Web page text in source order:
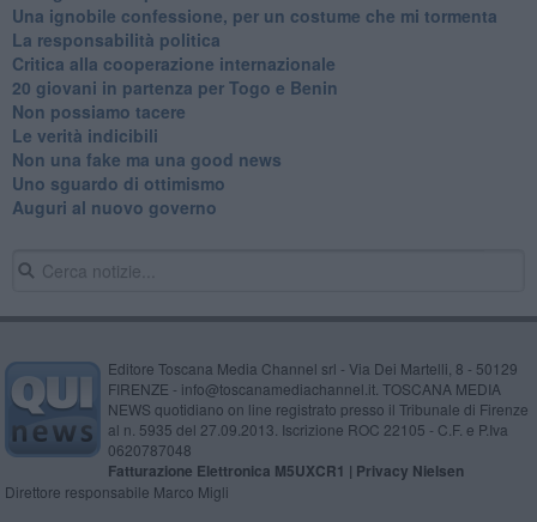
​Una ignobile confessione, per un costume che mi tormenta
La responsabilità politica
Critica alla cooperazione internazionale
20 giovani in partenza per Togo e Benin
​Non possiamo tacere
​Le verità indicibili
Non una fake ma una good news
Uno sguardo di ottimismo
Auguri al nuovo governo
Editore Toscana Media Channel srl - Via Dei Martelli, 8 - 50129
FIRENZE - info@toscanamediachannel.it. TOSCANA MEDIA
NEWS quotidiano on line registrato presso il Tribunale di Firenze
al n. 5935 del 27.09.2013. Iscrizione ROC 22105 - C.F. e P.Iva
0620787048
Fatturazione Elettronica M5UXCR1 | Privacy Nielsen
Direttore responsabile Marco Migli